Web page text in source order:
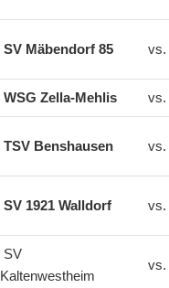
SV Mäbendorf 85 vs.
WSG Zella-Mehlis vs.
TSV Benshausen vs.
SV 1921 Walldorf vs.
SV
Kaltenwestheim
vs.